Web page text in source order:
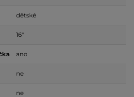
dětské
16"
ano
ne
ne